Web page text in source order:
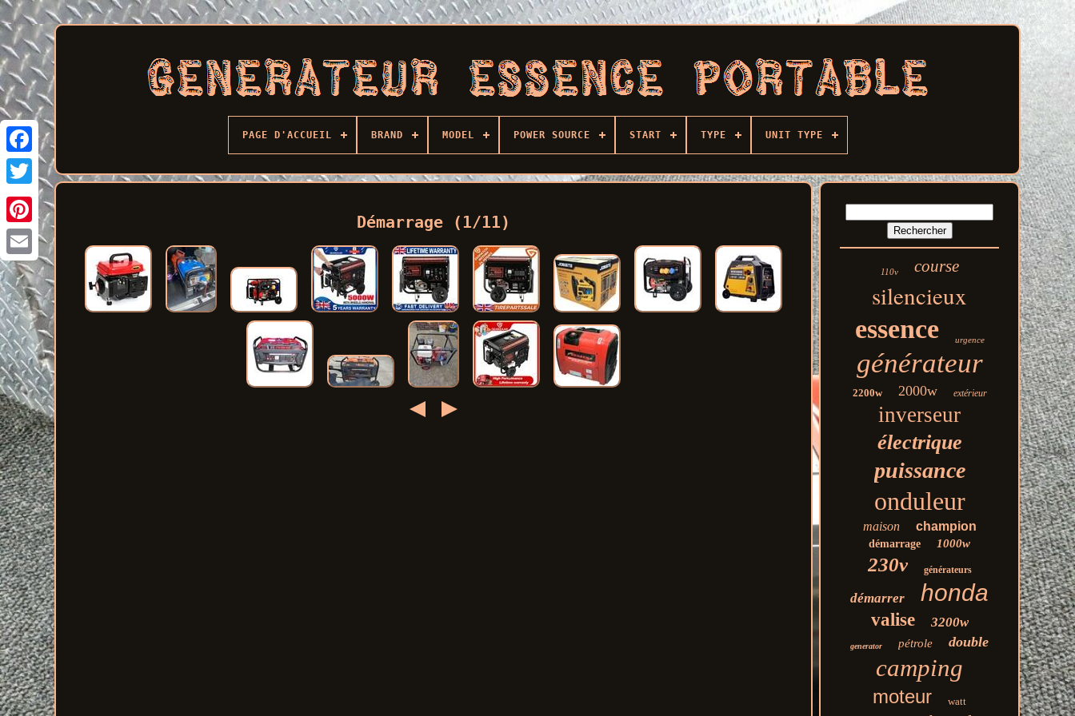
Facebook
PAGE D'ACCUEIL BRAND MODEL POWER SOURCE START TYPE UNIT TYPE
Démarrage (1/11)
110v course
silencieux
essence urgence
générateur
2200w 2000w extérieur
inverseur
électrique
puissance
onduleur
maison champion
démarrage 1000w
230v générateurs
démarrer honda
valise 3200w
generator pétrole double
camping
moteur watt